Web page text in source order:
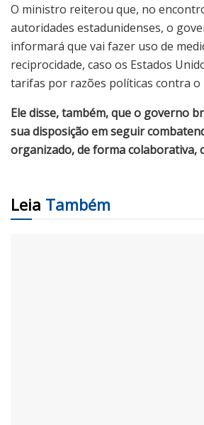
O ministro reiterou que, no
autoridades estadunidenses, o
informará que vai fazer uso de
reciprocidade, caso os Estados
tarifas por razões políticas contra o
Ele disse, também, que o governo
sua disposição em seguir
organizado, de forma colaborativa,
Leia Também